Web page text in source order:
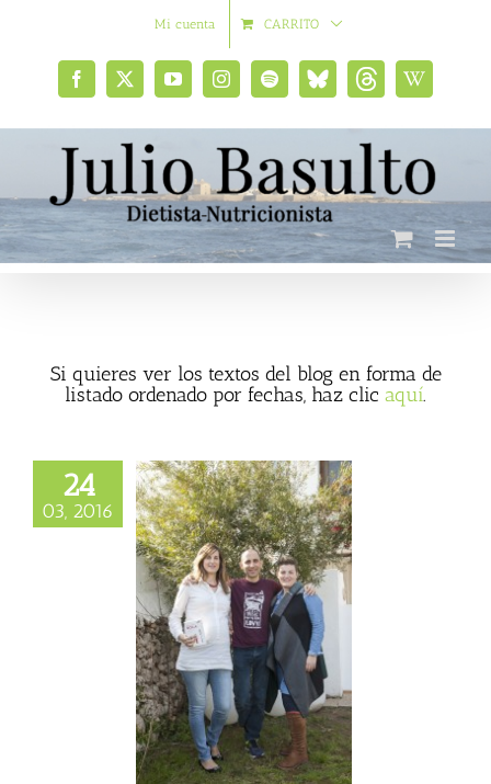
Mi cuenta CARRITO
Facebook
X YouTubeInstagramSpotifyBluesky
social
ThreadsWikipedia
Si quieres ver los textos del blog en forma de
listado ordenado por fechas, haz clic aquí.
24
03, 2016